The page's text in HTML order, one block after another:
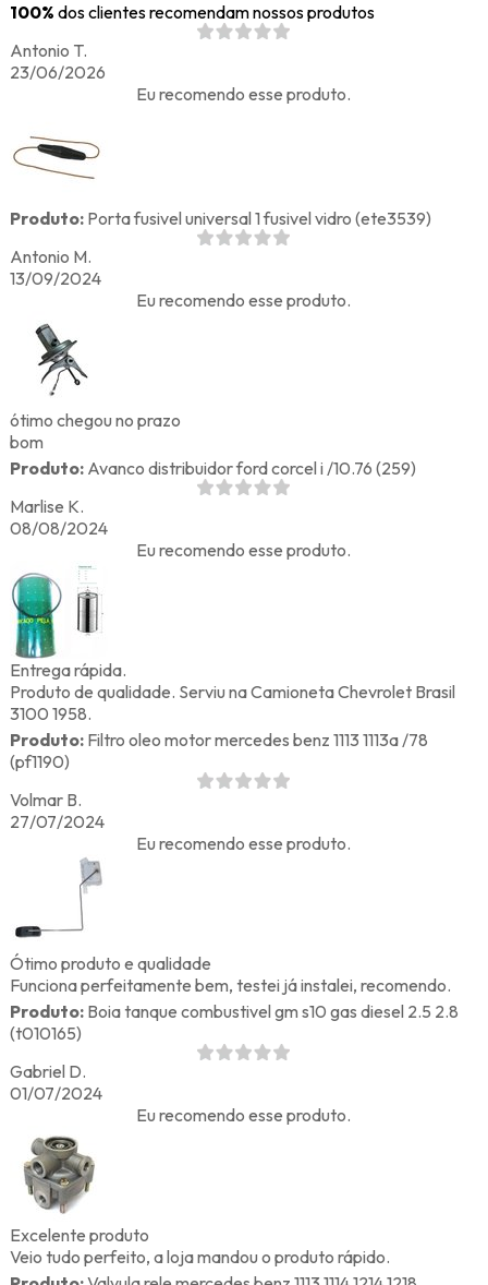
100% dos clientes recomendam nossos produtos
Antonio T.
23/06/2026
Eu recomendo esse produto.
Produto:Porta fusivel universal 1 fusivel vidro (ete3539)
Antonio M.
13/09/2024
Eu recomendo esse produto.
ótimo chegou no prazo
bom
Produto:Avanco distribuidor ford corcel i /10.76 (259)
Marlise K.
08/08/2024
Eu recomendo esse produto.
Entrega rápida.
Produto de qualidade. Serviu na Camioneta Chevrolet Brasil
3100 1958.
Produto:Filtro oleo motor mercedes benz 1113 1113a /78
(pf1190)
Volmar B.
27/07/2024
Eu recomendo esse produto.
Ótimo produto e qualidade
Funciona perfeitamente bem, testei já instalei, recomendo.
Produto:Boia tanque combustivel gm s10 gas diesel 2.5 2.8
(t010165)
Gabriel D.
01/07/2024
Eu recomendo esse produto.
Excelente produto
Veio tudo perfeito, a loja mandou o produto rápido.